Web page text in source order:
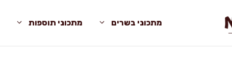
מתכוני בשרים מתכוני תוספות